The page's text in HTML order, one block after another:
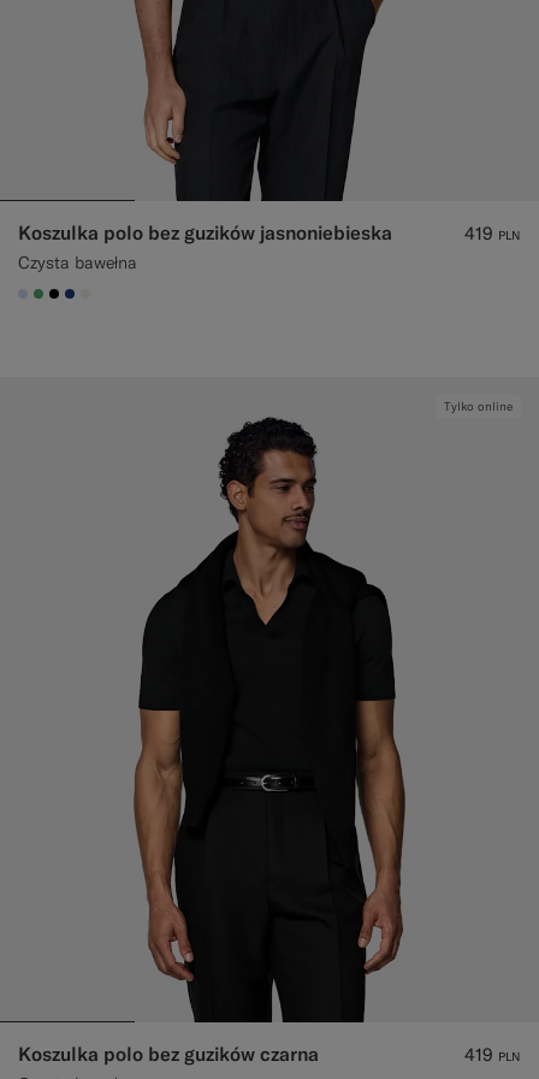
Koszulka polo bez guzików jasnoniebieska
Czysta bawełna
419 PLN
#CCDCF9
#50AA6A
#000000
#1C3D7A
Tylko online
Koszulka polo bez guzików czarna 419 PLN